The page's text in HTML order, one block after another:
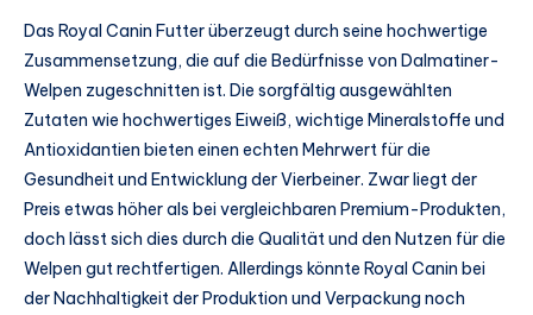
Das Royal Canin Futter überzeugt durch seine hochwertige
Zusammensetzung, die auf die Bedürfnisse von Dalmatiner-
Welpen zugeschnitten ist. Die sorgfältig ausgewählten
Zutaten wie hochwertiges Eiweiß, wichtige Mineralstoffe und
Antioxidantien bieten einen echten Mehrwert für die
Gesundheit und Entwicklung der Vierbeiner. Zwar liegt der
Preis etwas höher als bei vergleichbaren Premium-Produkten,
doch lässt sich dies durch die Qualität und den Nutzen für die
Welpen gut rechtfertigen. Allerdings könnte Royal Canin bei
der Nachhaltigkeit der Produktion und Verpackung noch